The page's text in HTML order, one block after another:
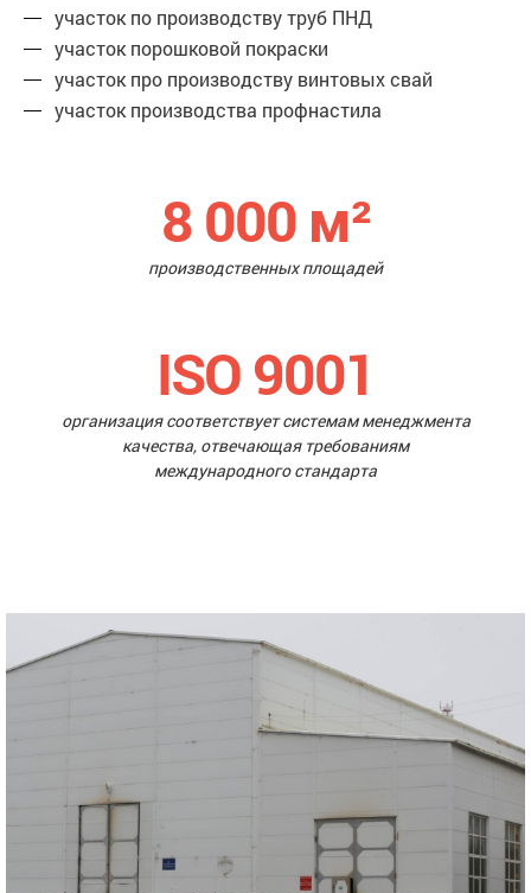
участок по производству труб ПНД
участок порошковой покраски
участок про производству винтовых свай
участок производства профнастила
8 000 м²
производственных площадей
ISO 9001
организация соответствует системам менеджмента
качества, отвечающая требованиям
международного стандарта